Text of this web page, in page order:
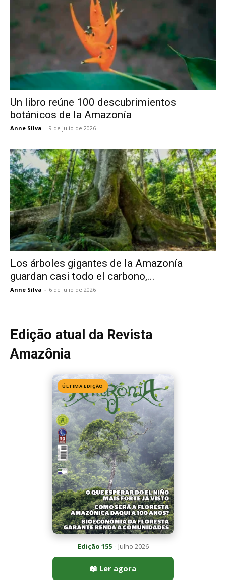
Un libro reúne 100 descubrimientos
botánicos de la Amazonía
Anne Silva - 9 de julio de 2026
Los árboles gigantes de la Amazonía
guardan casi todo el carbono,...
Anne Silva - 6 de julio de 2026
Edição atual da Revista
Amazônia
ÚLTIMA EDIÇÃO
Edição 155· Julho 2026
📖 Ler agora